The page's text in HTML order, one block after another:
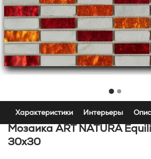
Характеристики Интерьеры
Мозаика ART NATURA
30x30